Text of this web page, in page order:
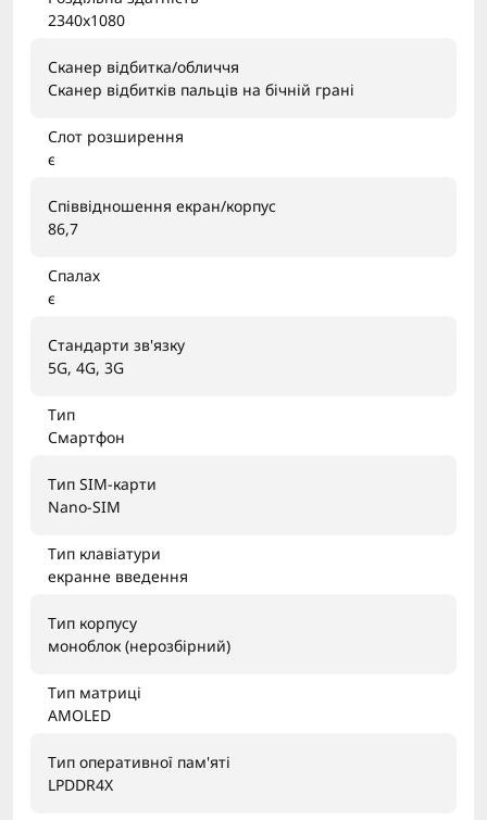
2340x1080
Сканер відбитка/обличчя
Сканер відбитків пальців на бічній грані
Слот розширення
є
Співвідношення екран/корпус
86,7
Спалах
є
Стандарти зв'язку
5G, 4G, 3G
Тип
Смартфон
Тип SIM-карти
Nano-SIM
Тип клавіатури
екранне введення
Тип корпусу
моноблок (нерозбірний)
Тип матриці
AMOLED
Тип оперативної пам'яті
LPDDR4X